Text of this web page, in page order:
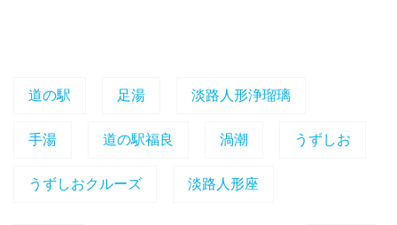
道の駅 足湯 淡路人形浄瑠璃
手湯 道の駅福良 渦潮 うずしお
うずしおクルーズ 淡路人形座